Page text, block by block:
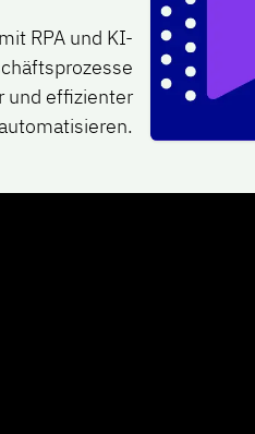
RPA und KI-
und effizienter
automatisieren.